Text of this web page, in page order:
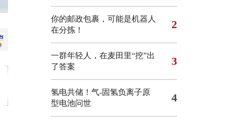
你的邮政包裹，可能是机器人
在分拣！
2
一群年轻人，在麦田里“挖”出
了答案
3
氢电共储！气-固氢负离子原
型电池问世
4